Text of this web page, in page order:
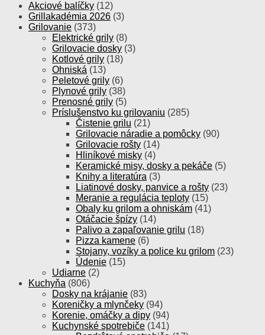
Akciové balíčky (12)
Grillakadémia 2026 (3)
Grilovanie (373)
Elektrické grily (8)
Grilovacie dosky (3)
Kotlové grily (18)
Ohniská (13)
Peletové grily (6)
Plynové grily (38)
Prenosné grily (5)
Príslušenstvo ku grilovaniu (285)
Čistenie grilu (21)
Grilovacie náradie a pomôcky (90)
Grilovacie rošty (14)
Hliníkové misky (4)
Keramické misy, dosky a pekáče (5)
Knihy a literatúra (3)
Liatinové dosky, panvice a rošty (23)
Meranie a regulácia teploty (15)
Obaly ku grilom a ohniskám (41)
Otáčacie špízy (14)
Palivo a zapaľovanie grilu (18)
Pizza kamene (6)
Stojany, vozíky a police ku grilom (23)
Údenie (15)
Udiarne (2)
Kuchyňa (806)
Dosky na krájanie (83)
Koreničky a mlynčeky (94)
Korenie, omáčky a dipy (94)
Kuchynské spotrebiče (141)